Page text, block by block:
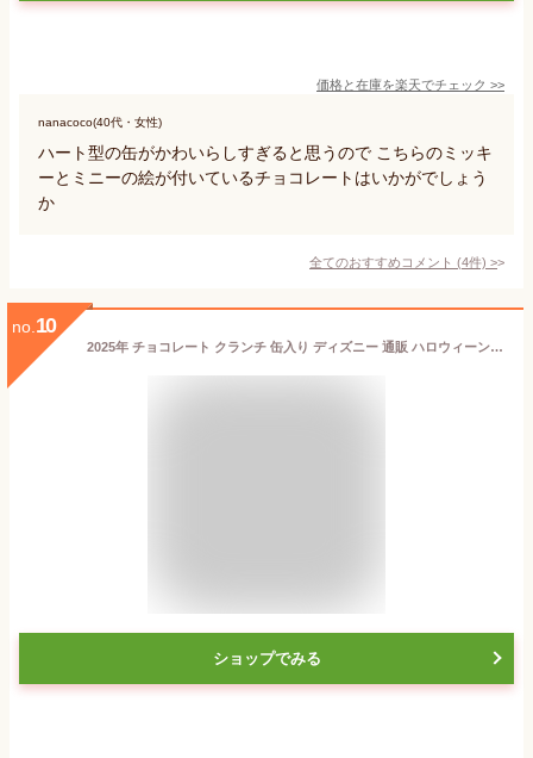
価格と在庫を楽天でチェック >>
nanacoco(40代・女性)
ハート型の缶がかわいらしすぎると思うので こちらのミッキ
ーとミニーの絵が付いているチョコレートはいかがでしょう
か
全てのおすすめコメント (4件) >
no. 10
2025年 チョコレート クランチ 缶入り ディズニー 通販 ハロウィーン 【妖しい闇】 ミッキーマウス 仲間達 無料ギフトラッピング ハロウィン 東京ディズニーリゾート TDR ディズニーシー ディズニーランド お土産 おみやげ ミッキー 菓子
ショップでみる